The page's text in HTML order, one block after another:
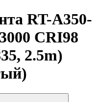
RT-A350-
CRI98
2.5m)